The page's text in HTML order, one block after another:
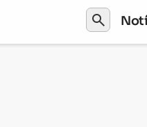
search